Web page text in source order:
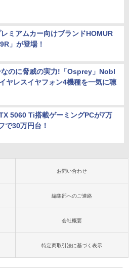
ミアムカー向けブランドHOMUR
」が登場！
なのに脅威の実力!「Osprey」Nobl
ヤレスイヤフォン4機種を一気に聴
5060 Ti搭載ゲーミングPCが7万
で30万円台！
お問い合わせ
編集部へのご連絡
会社概要
特定商取引法に基づく表示